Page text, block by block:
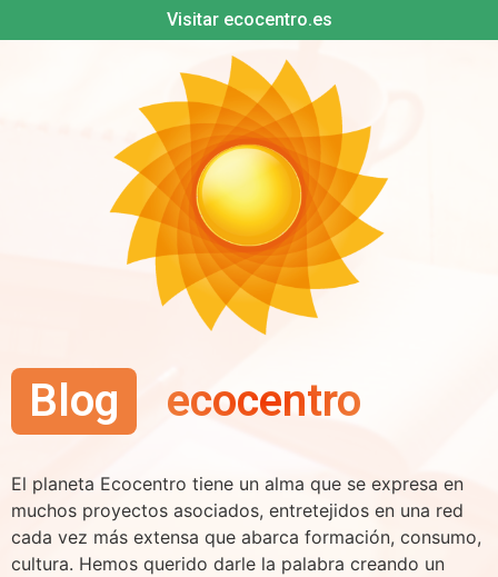
Visitar ecocentro.es
Blog ecocentro
El planeta Ecocentro tiene un alma que se expresa en
muchos proyectos asociados, entretejidos en una red
cada vez más extensa que abarca formación, consumo,
cultura. Hemos querido darle la palabra creando un